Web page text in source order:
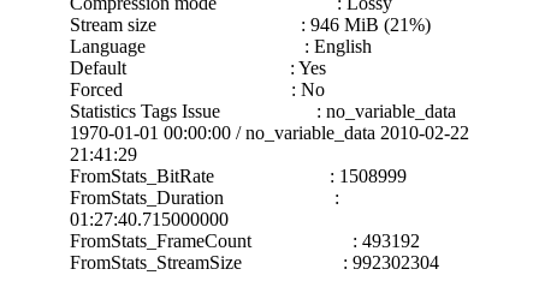
Stream size : 946 MiB (21%)
Language : English
Default : Yes
Forced : No
Statistics Tags Issue : no_variable_data
1970-01-01 00:00:00 / no_variable_data 2010-02-22
21:41:29
FromStats_BitRate : 1508999
FromStats_Duration :
01:27:40.715000000
FromStats_FrameCount : 493192
FromStats_StreamSize : 992302304